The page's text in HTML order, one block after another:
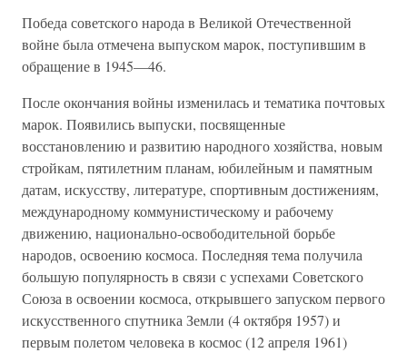
Победа советского народа в Великой Отечественной
войне была отмечена выпуском марок, поступившим в
обращение в 1945—46.
После окончания войны изменилась и тематика почтовых
марок. Появились выпуски, посвященные
восстановлению и развитию народного хозяйства, новым
стройкам, пятилетним планам, юбилейным и памятным
датам, искусству, литературе, спортивным достижениям,
международному коммунистическому и рабочему
движению, национально-освободительной борьбе
народов, освоению космоса. Последняя тема получила
большую популярность в связи с успехами Советского
Союза в освоении космоса, открывшего запуском первого
искусственного спутника Земли (4 октября 1957) и
первым полетом человека в космос (12 апреля 1961)